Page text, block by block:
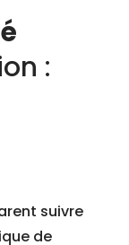
:
suivre
de